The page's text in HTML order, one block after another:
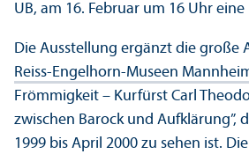
UB, am 16. Februar um 16 Uhr
Die Ausstellung ergänzt die große
Reiss-Engelhorn-Museen
Frömmigkeit – Kurfürst Carl
zwischen Barock und Aufklärung”,
1999 bis April 2000 zu sehen ist.